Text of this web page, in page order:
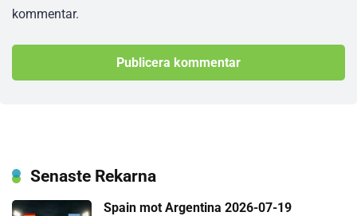
kommentar.
Senaste Rekarna
Spain mot Argentina 2026-07-19